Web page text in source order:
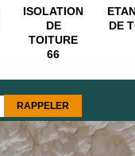
ISOLATION
DE
TOITURE
66
DE